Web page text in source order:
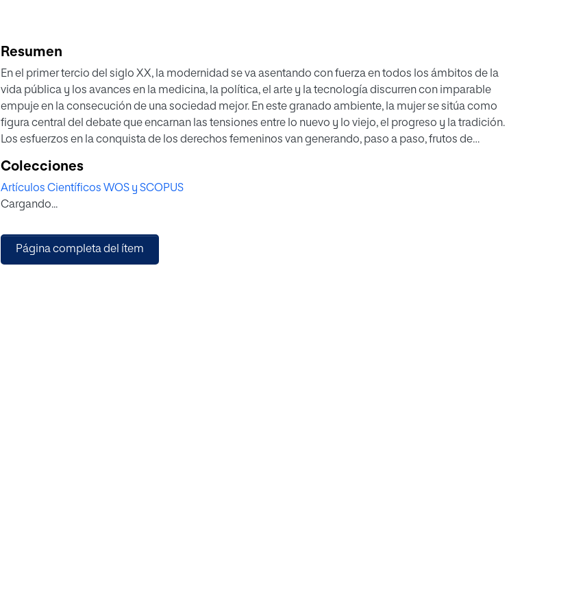
Resumen
En el primer tercio del siglo XX, la modernidad se va asentando con fuerza en todos los ámbitos de la
vida pública y los avances en la medicina, la política, el arte y la tecnología discurren con imparable
empuje en la consecución de una sociedad mejor. En este granado ambiente, la mujer se sitúa como
figura central del debate que encarnan las tensiones entre lo nuevo y lo viejo, el progreso y la tradición.
Los esfuerzos en la conquista de los derechos femeninos van generando, paso a paso, frutos de
internacional, el disfrute de su libertad e independencia.
Colecciones
Artículos Científicos WOS y SCOPUS
Cargando...
Página completa del ítem